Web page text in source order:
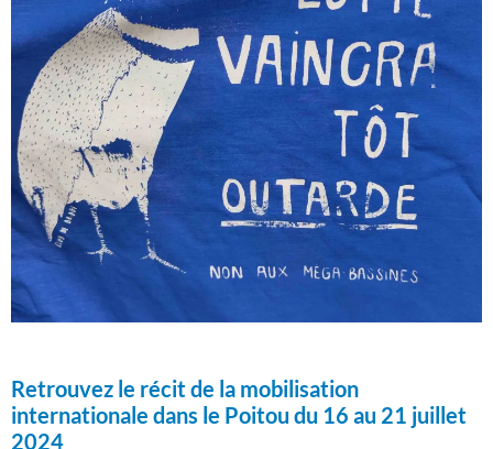
Retrouvez le récit de la mobilisation
internationale dans le Poitou du 16 au 21 juillet
2024